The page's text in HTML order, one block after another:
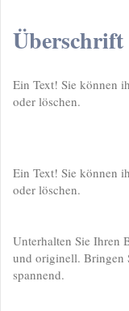
Überschrift
Ein Text! Sie können
oder löschen.
Ein Text! Sie können
oder löschen.
Unterhalten Sie Ihren
und originell. Bringen
spannend.